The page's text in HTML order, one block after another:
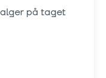
på taget